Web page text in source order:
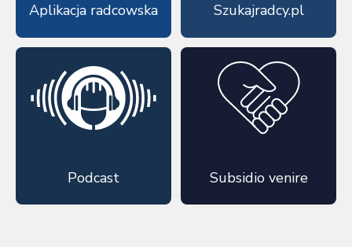
Aplikacja radcowska Szukajradcy.pl
Podcast Subsidio venire